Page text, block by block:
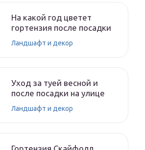
На какой год цветет
гортензия после посадки
Ландшафт и декор
Уход за туей весной и
после посадки на улице
Ландшафт и декор